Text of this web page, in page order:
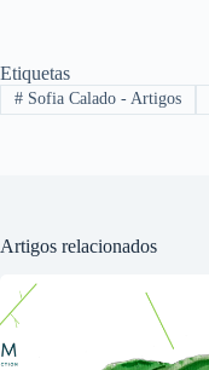
Etiquetas
#Sofia Calado - Artigos
Artigos relacionados